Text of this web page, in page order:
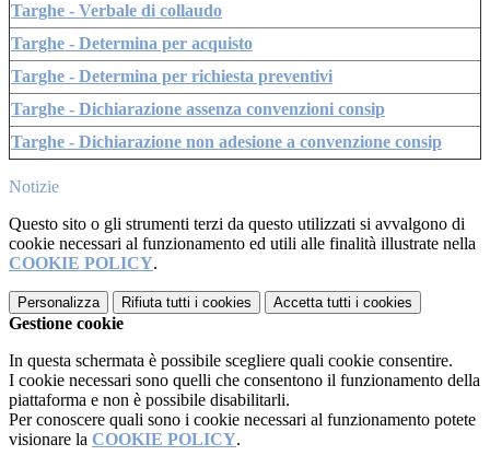
Targhe - Verbale di collaudo
Targhe - Determina per acquisto
Targhe - Determina per richiesta preventivi
Targhe - Dichiarazione assenza convenzioni consip
Targhe - Dichiarazione non adesione a convenzione consip
Notizie
Questo sito o gli strumenti terzi da questo utilizzati si avvalgono di
cookie necessari al funzionamento ed utili alle finalità illustrate nella
COOKIE POLICY.
Personalizza Rifiuta tutti i cookies Accetta tutti i cookies
Gestione cookie
In questa schermata è possibile scegliere quali cookie consentire.
I cookie necessari sono quelli che consentono il funzionamento della
piattaforma e non è possibile disabilitarli.
Per conoscere quali sono i cookie necessari al funzionamento potete
visionare la COOKIE POLICY.